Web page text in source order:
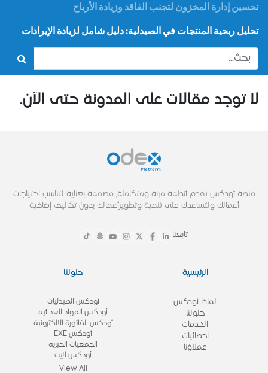
تحسين إدارة المخزون لتجنب الفاقد وزيادة الأرباح
تحليل ربحية المنتجات في الصيدلية: دليل شامل لزيادة الإيرادات
لا توجد مقالات على المدونة حتى الآن.
منصة أودكس تقدم أنظمة مرنة ومتكاملة, مصممة بعناية لتناسب احتياجات
أعمالك ولتساعدك على تنمية وتطويرأعمالك بدون تكاليف إضافية
تابعنا
الرئيسية
لماذا أودكس
حلولنا
الخدمات
احصائيات
عملاؤنا
حلولنا
أودكس الصيدليات
أودكس المواد الغذائية
أودكس الفاتورة الالكترونية
أودكس EXE
الجمعيات الخيرية
أودكس لايت
View All